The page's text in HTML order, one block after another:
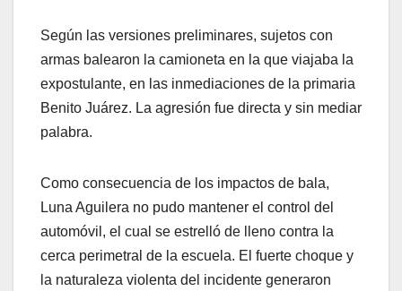
Según las versiones preliminares, sujetos con
armas balearon la camioneta en la que viajaba la
expostulante, en las inmediaciones de la primaria
Benito Juárez. La agresión fue directa y sin mediar
palabra.
Como consecuencia de los impactos de bala,
Luna Aguilera no pudo mantener el control del
automóvil, el cual se estrelló de lleno contra la
cerca perimetral de la escuela. El fuerte choque y
la naturaleza violenta del incidente generaron